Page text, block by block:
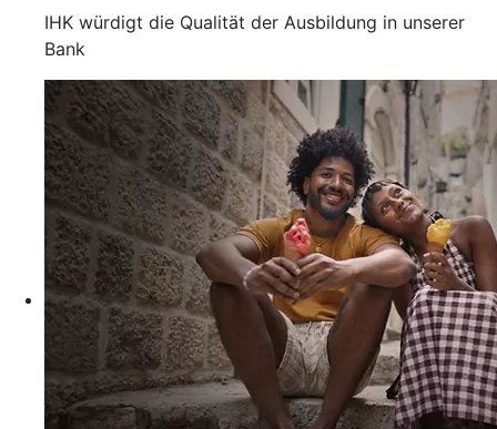
IHK würdigt die Qualität der Ausbildung in unserer
Bank